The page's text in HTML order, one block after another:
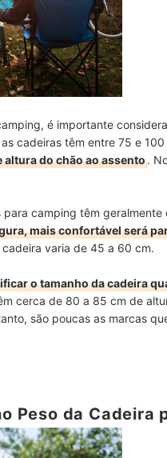
é importante
cadeiras têm entre 75 e
altura do chão ao assento.
para camping têm
mais confortável será
varia de 45 a 60 cm.
o tamanho da cadeira
cerca de 80 a 85 cm de
são poucas as marcas
Peso da